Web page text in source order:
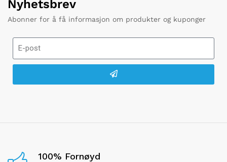
Nyhetsbrev
Abonner for å få informasjon om produkter og kuponger
100% Fornøyd